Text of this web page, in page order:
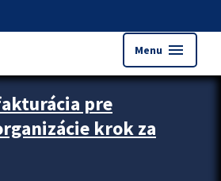
Menu menu
pre
krok za